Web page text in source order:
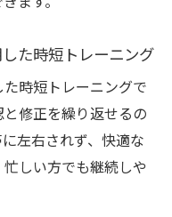
た時短トレーニング
時短トレーニングで
修正を繰り返せるの
左右されず、快適な
しい方でも継続しや